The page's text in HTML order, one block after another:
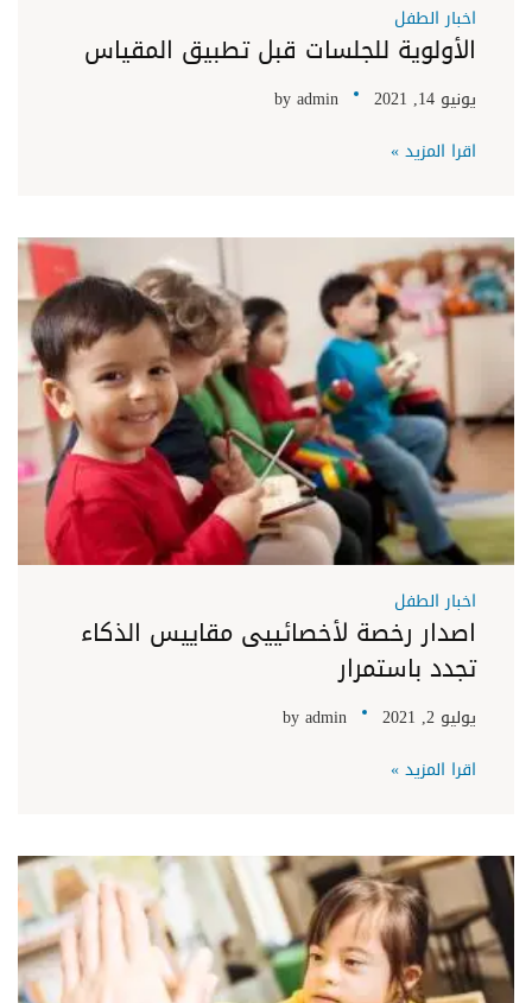
اخبار الطفل
الأولوية للجلسات قبل تطبيق المقياس
يونيو 14, 2021 byadmin
اقرا المزيد »
اخبار الطفل
اصدار رخصة لأخصائييى مقاييس الذكاء
تجدد باستمرار
يوليو 2, 2021 byadmin
اقرا المزيد »